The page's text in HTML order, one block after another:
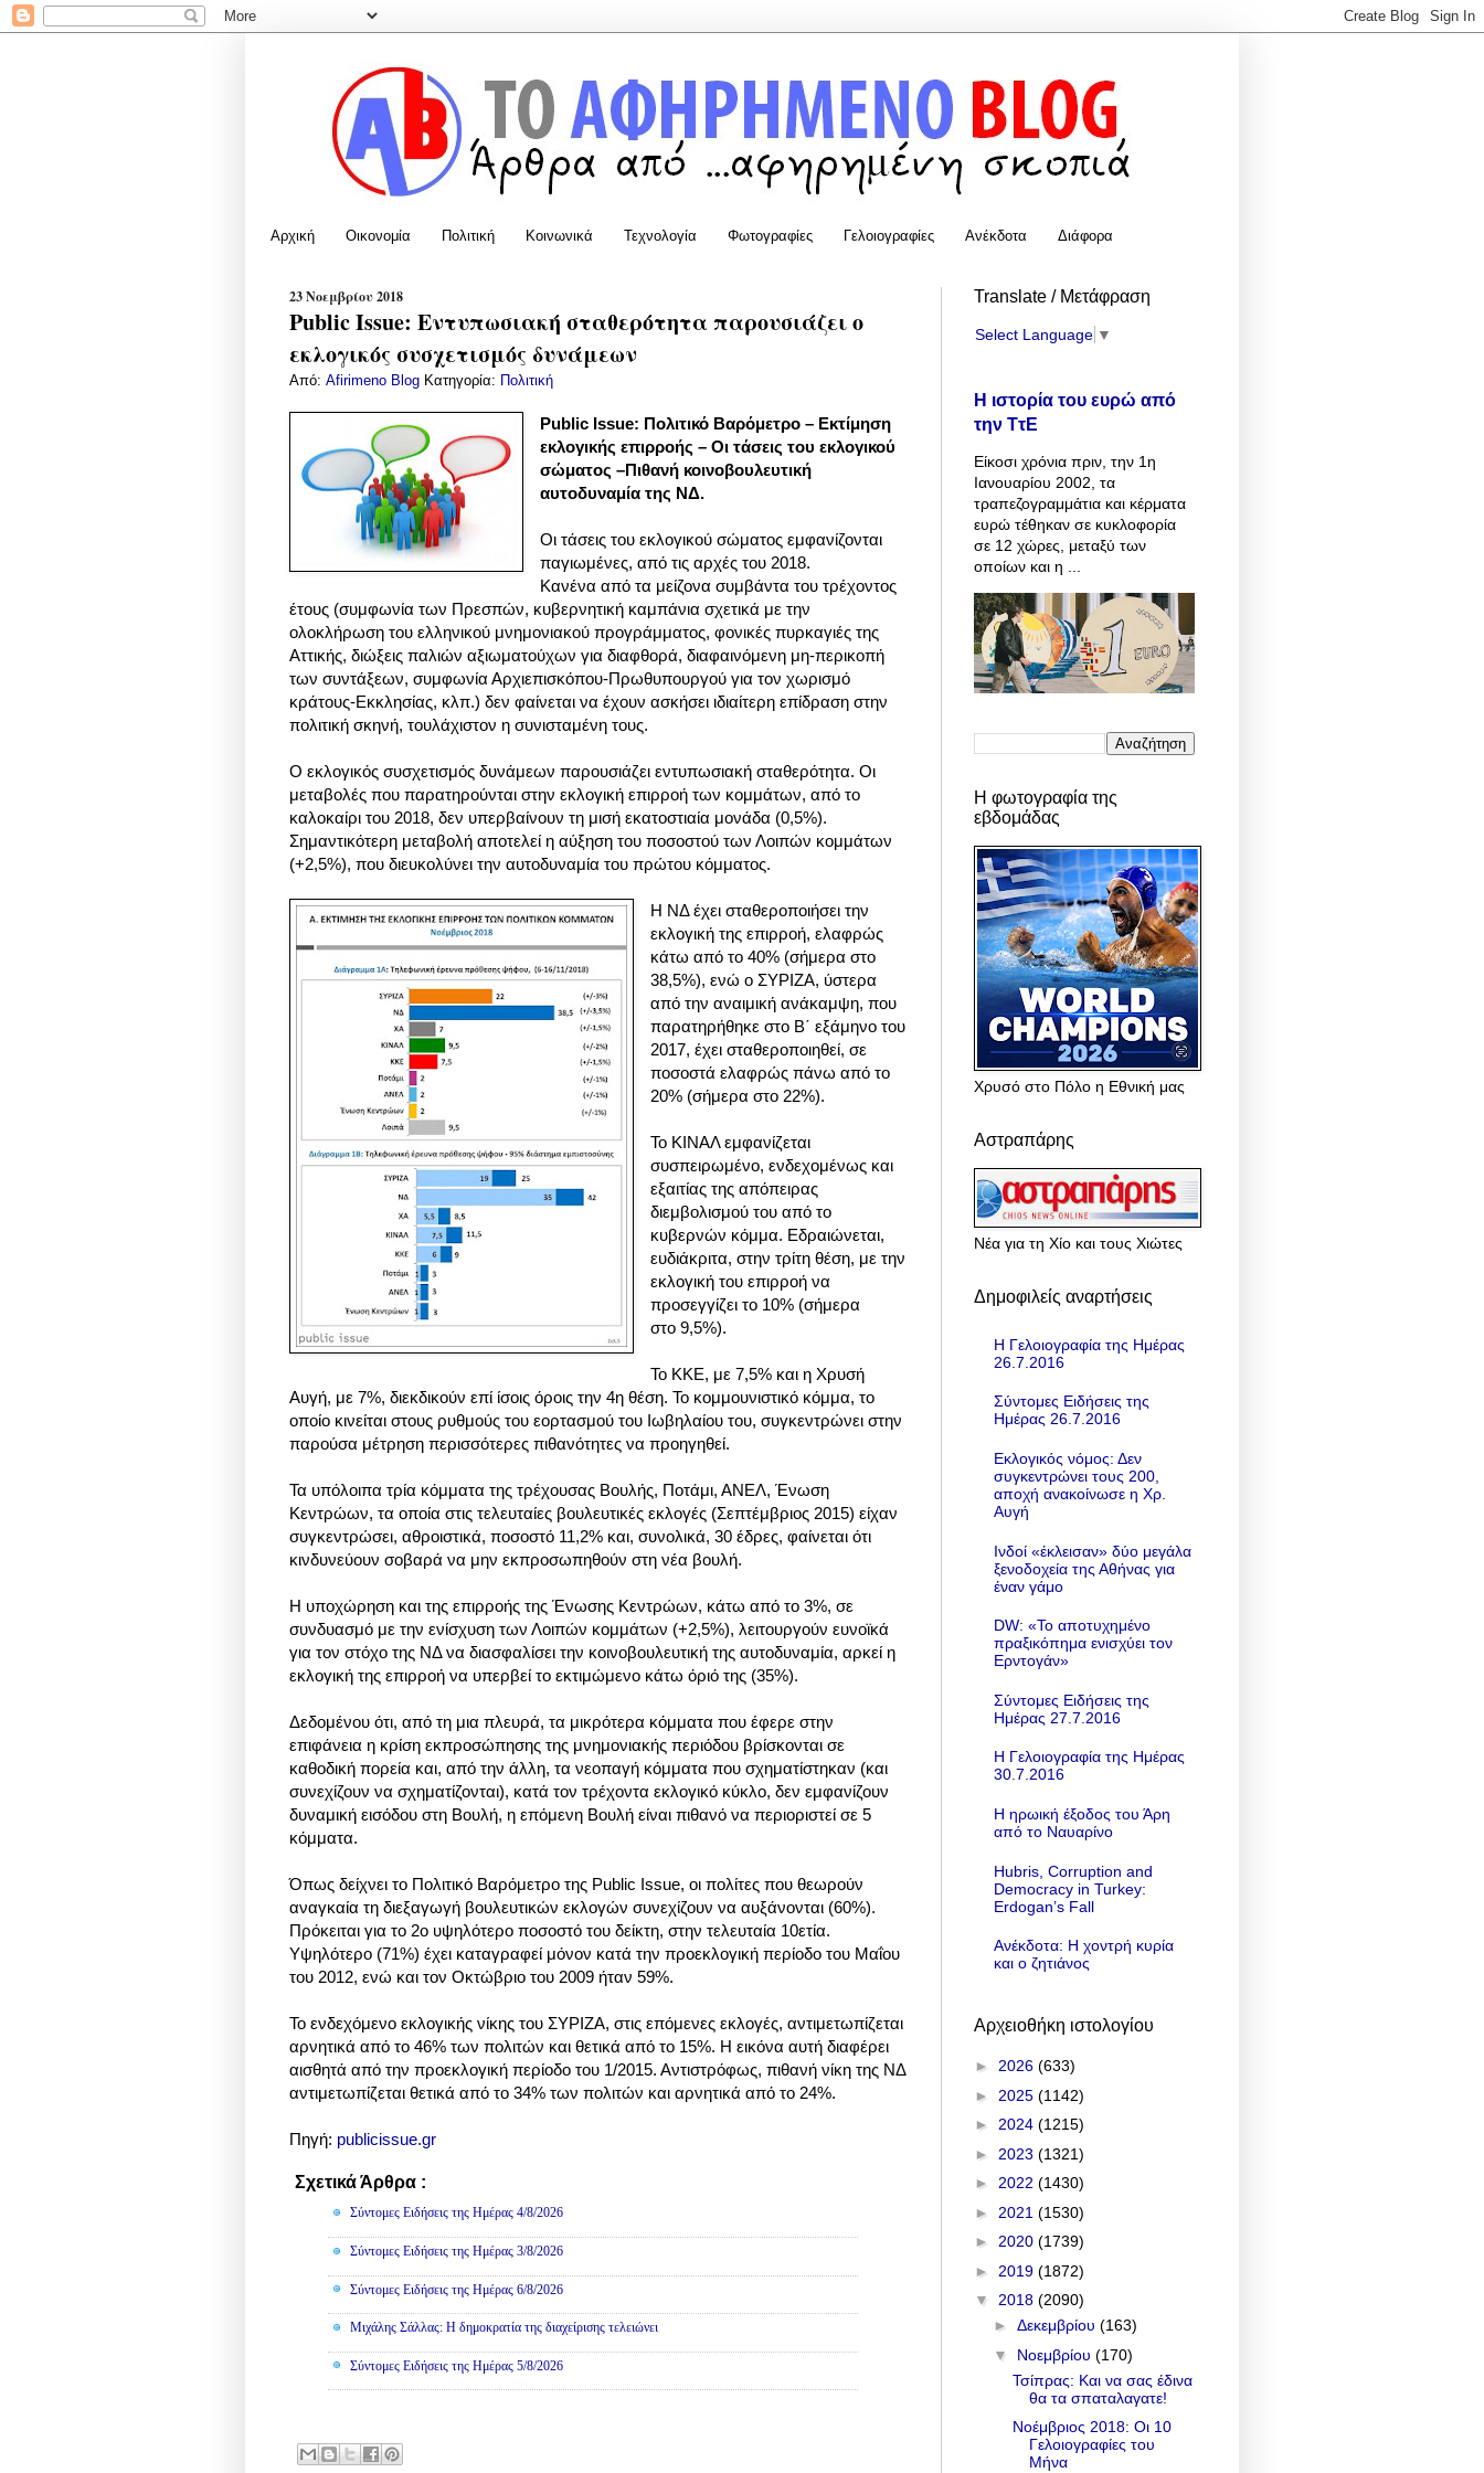
Αρχική Οικονομία Πολιτική Κοινωνικά Τεχνολογία Φωτογραφίες Γελοιογραφίες Ανέκδοτα Διάφορα
23 Νοεμβρίου 2018
Public Issue: Εντυπωσιακή σταθερότητα παρουσιάζει ο
εκλογικός συσχετισμός δυνάμεων
Από: Afirimeno Blog Κατηγορία: Πολιτική
Public Issue: Πολιτικό Βαρόμετρο – Εκτίμηση
εκλογικής επιρροής – Οι τάσεις του εκλογικού
σώματος –Πιθανή κοινοβουλευτική
αυτοδυναμία της ΝΔ.
Οι τάσεις του εκλογικού σώματος εμφανίζονται
παγιωμένες, από τις αρχές του 2018.
Κανένα από τα μείζονα συμβάντα του τρέχοντος
έτους (συμφωνία των Πρεσπών, κυβερνητική καμπάνια σχετικά με την
ολοκλήρωση του ελληνικού μνημονιακού προγράμματος, φονικές πυρκαγιές της
Αττικής, διώξεις παλιών αξιωματούχων για διαφθορά, διαφαινόμενη μη-περικοπή
των συντάξεων, συμφωνία Αρχιεπισκόπου-Πρωθυπουργού για τον χωρισμό
κράτους-Εκκλησίας, κλπ.) δεν φαίνεται να έχουν ασκήσει ιδιαίτερη επίδραση στην
πολιτική σκηνή, τουλάχιστον η συνισταμένη τους.
Ο εκλογικός συσχετισμός δυνάμεων παρουσιάζει εντυπωσιακή σταθερότητα. Οι
μεταβολές που παρατηρούνται στην εκλογική επιρροή των κομμάτων, από το
καλοκαίρι του 2018, δεν υπερβαίνουν τη μισή εκατοστιαία μονάδα (0,5%).
Σημαντικότερη μεταβολή αποτελεί η αύξηση του ποσοστού των Λοιπών κομμάτων
(+2,5%), που διευκολύνει την αυτοδυναμία του πρώτου κόμματος.
Η ΝΔ έχει σταθεροποιήσει την
εκλογική της επιρροή, ελαφρώς
κάτω από το 40% (σήμερα στο
38,5%), ενώ ο ΣΥΡΙΖΑ, ύστερα
από την αναιμική ανάκαμψη, που
παρατηρήθηκε στο Β΄ εξάμηνο του
2017, έχει σταθεροποιηθεί, σε
ποσοστά ελαφρώς πάνω από το
20% (σήμερα στο 22%).
Το ΚΙΝΑΛ εμφανίζεται
συσπειρωμένο, ενδεχομένως και
εξαιτίας της απόπειρας
διεμβολισμού του από το
κυβερνών κόμμα. Εδραιώνεται,
ευδιάκριτα, στην τρίτη θέση, με την
εκλογική του επιρροή να
προσεγγίζει το 10% (σήμερα
στο9,5%).
Το ΚΚΕ, με 7,5% και η Χρυσή
Αυγή, με 7%, διεκδικούν επί ίσοις όροις την 4η θέση. Το κομμουνιστικό κόμμα, το
οποίο κινείται στους ρυθμούς του εορτασμού του Ιωβηλαίου του, συγκεντρώνει στην
παρούσα μέτρηση περισσότερες πιθανότητες να προηγηθεί.
Τα υπόλοιπα τρία κόμματα της τρέχουσας Βουλής, Ποτάμι, ΑΝΕΛ, Ένωση
Κεντρώων, τα οποία στις τελευταίες βουλευτικές εκλογές (Σεπτέμβριος 2015) είχαν
συγκεντρώσει, αθροιστικά, ποσοστό 11,2% και, συνολικά, 30 έδρες, φαίνεται ότι
κινδυνεύουν σοβαρά να μην εκπροσωπηθούν στη νέα βουλή.
Η υποχώρηση και της επιρροής της Ένωσης Κεντρώων, κάτω από το 3%, σε
συνδυασμό με την ενίσχυση των Λοιπών κομμάτων (+2,5%), λειτουργούν ευνοϊκά
για τον στόχο της ΝΔ να διασφαλίσει την κοινοβουλευτική της αυτοδυναμία, αρκεί η
εκλογική της επιρροή να υπερβεί το εκτιμώμενο κάτω όριό της (35%).
Δεδομένου ότι, από τη μια πλευρά, τα μικρότερα κόμματα που έφερε στην
επιφάνεια η κρίση εκπροσώπησης της μνημονιακής περιόδου βρίσκονται σε
καθοδική πορεία και, από την άλλη, τα νεοπαγή κόμματα που σχηματίστηκαν (και
συνεχίζουν να σχηματίζονται), κατά τον τρέχοντα εκλογικό κύκλο, δεν εμφανίζουν
δυναμική εισόδου στη Βουλή, η επόμενη Βουλή είναι πιθανό να περιοριστεί σε 5
κόμματα.
Όπως δείχνει το Πολιτικό Βαρόμετρο της Public Issue, οι πολίτες που θεωρούν
αναγκαία τη διεξαγωγή βουλευτικών εκλογών συνεχίζουν να αυξάνονται (60%).
Πρόκειται για το 2ο υψηλότερο ποσοστό του δείκτη, στην τελευταία 10ετία.
Υψηλότερο (71%) έχει καταγραφεί μόνον κατά την προεκλογική περίοδο του Μαΐου
του 2012, ενώ και τον Οκτώβριο του 2009 ήταν 59%.
Το ενδεχόμενο εκλογικής νίκης του ΣΥΡΙΖΑ, στις επόμενες εκλογές, αντιμετωπίζεται
αρνητικά από το 46% των πολιτών και θετικά από το 15%. Η εικόνα αυτή διαφέρει
αισθητά από την προεκλογική περίοδο του 1/2015. Αντιστρόφως, πιθανή νίκη της ΝΔ
αντιμετωπίζεται θετικά από το 34% των πολιτών και αρνητικά από το 24%.
Πηγή: publicissue.gr
Σχετικά Άρθρα :
Σύντομες Ειδήσεις της Ημέρας 4/8/2026
Σύντομες Ειδήσεις της Ημέρας 3/8/2026
Σύντομες Ειδήσεις της Ημέρας 6/8/2026
Μιχάλης Σάλλας: Η δημοκρατία της διαχείρισης τελειώνει
Σύντομες Ειδήσεις της Ημέρας 5/8/2026
Translate / Μετάφραση
Select Language ▼
Η ιστορία του ευρώ από
την ΤτΕ
Είκοσι χρόνια πριν, την 1η
Ιανουαρίου 2002, τα
τραπεζογραμμάτια και κέρματα
ευρώ τέθηκαν σε κυκλοφορία
σε 12 χώρες, μεταξύ των
οποίων και η ...
Η φωτογραφία της
εβδομάδας
Χρυσό στο Πόλο η Εθνική μας
Αστραπάρης
Νέα για τη Χίο και τους Χιώτες
Δημοφιλείς αναρτήσεις
Η Γελοιογραφία της Ημέρας
26.7.2016
Σύντομες Ειδήσεις της
Ημέρας 26.7.2016
Εκλογικός νόμος: Δεν
συγκεντρώνει τους 200,
αποχή ανακοίνωσε η Χρ.
Αυγή
Ινδοί «έκλεισαν» δύο μεγάλα
ξενοδοχεία της Αθήνας για
έναν γάμο
DW: «To αποτυχημένο
πραξικόπημα ενισχύει τον
Ερντογάν»
Σύντομες Ειδήσεις της
Ημέρας 27.7.2016
Η Γελοιογραφία της Ημέρας
30.7.2016
Η ηρωική έξοδος του Άρη
από το Ναυαρίνο
Hubris, Corruption and
Democracy in Turkey:
Erdogan’s Fall
Ανέκδοτα: Η χοντρή κυρία
και ο ζητιάνος
Αρχειοθήκη ιστολογίου
► 2026 (633)
► 2025 (1142)
► 2024 (1215)
► 2023 (1321)
► 2022 (1430)
► 2021 (1530)
► 2020 (1739)
► 2019 (1872)
▼ 2018 (2090)
► Δεκεμβρίου (163)
▼ Νοεμβρίου (170)
Τσίπρας: Και να σας έδινα
θα τα σπαταλαγατε!
Νοέμβριος 2018: Οι 10
Γελοιογραφίες του
Μήνα